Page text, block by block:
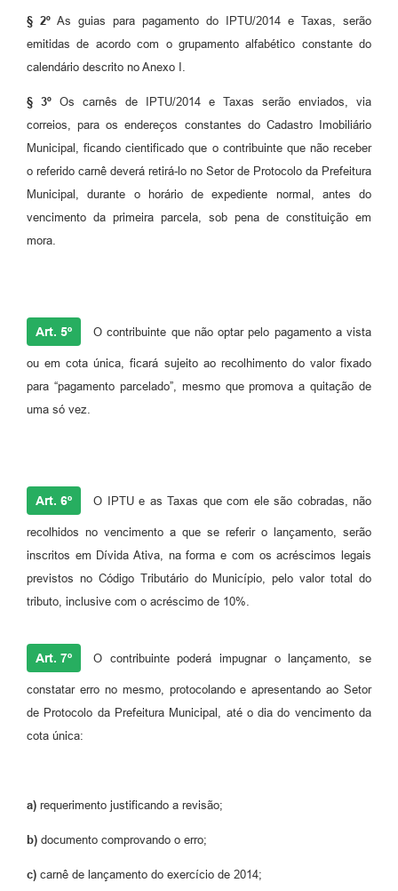
§ 2º As guias para pagamento do IPTU/2014 e Taxas, serão
emitidas de acordo com o grupamento alfabético constante do
calendário descrito no Anexo I.
§ 3º Os carnês de IPTU/2014 e Taxas serão enviados, via
correios, para os endereços constantes do Cadastro Imobiliário
Municipal, ficando cientificado que o contribuinte que não receber
o referido carnê deverá retirá-lo no Setor de Protocolo da Prefeitura
Municipal, durante o horário de expediente normal, antes do
vencimento da primeira parcela, sob pena de constituição em
mora.
Art. 5º O contribuinte que não optar pelo pagamento a vista
ou em cota única, ficará sujeito ao recolhimento do valor fixado
para “pagamento parcelado”, mesmo que promova a quitação de
uma só vez.
Art. 6º O IPTU e as Taxas que com ele são cobradas, não
recolhidos no vencimento a que se referir o lançamento, serão
inscritos em Dívida Ativa, na forma e com os acréscimos legais
previstos no Código Tributário do Município, pelo valor total do
tributo, inclusive com o acréscimo de 10%.
Art. 7º O contribuinte poderá impugnar o lançamento, se
constatar erro no mesmo, protocolando e apresentando ao Setor
de Protocolo da Prefeitura Municipal, até o dia do vencimento da
cota única:
a) requerimento justificando a revisão;
b) documento comprovando o erro;
c) carnê de lançamento do exercício de 2014;